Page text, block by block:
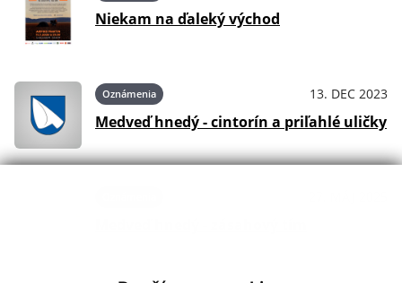
Niekam na ďaleký východ
Oznámenia 13. DEC 2023
Medveď hnedý - cintorín a priľahlé uličky